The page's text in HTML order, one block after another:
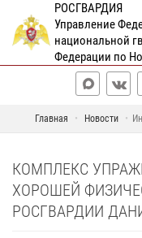
РОСГВАРДИЯ
Управление
национальной
Федерации по
Главная Новости
КОМПЛЕКС
ХОРОШЕЙ
РОСГВАРДИИ